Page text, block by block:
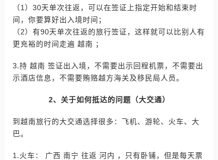
（1）30天单次往返，可以在签证上指定开始和结束时
间，你要算好出入境时间；
（2）有90天单次往返的旅行签证，这样就可以比别人有
更充裕的时间走遍 越南 ；
3.持 越南 签证出入境，不需要出示回程机票，不需要出
示酒店信息，不需要贿赂越方海关及移民局人员。
2、关于如何抵达的问题（大交通）
到越南旅行的大交通选择很多：飞机、游轮、火车、大
巴。
1.火车： 广西 南宁 往返 河内 ，只有卧铺，但是每天票